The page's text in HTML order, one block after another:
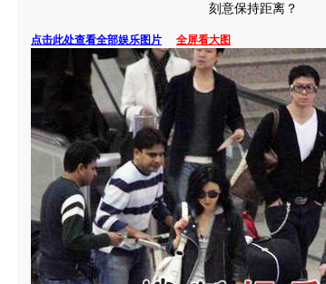
刻意保持距离？
点击此处查看全部娱乐图片 全屏看大图